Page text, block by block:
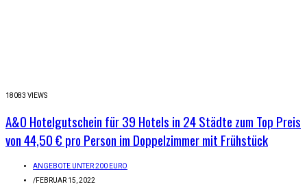
18083 VIEWS
A&O Hotelgutschein für 39 Hotels in 24 Städte zum Top Preis
von 44,50 € pro Person im Doppelzimmer mit Frühstück
ANGEBOTE UNTER 200 EURO
/FEBRUAR 15, 2022